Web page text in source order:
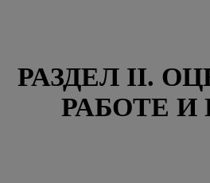
РАЗДЕЛ II.
РАБОТЕ